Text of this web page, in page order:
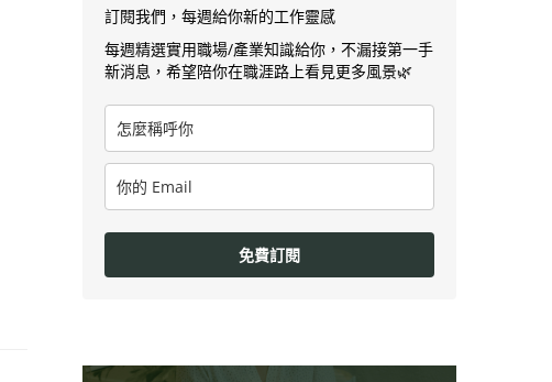
訂閱我們，每週給你新的工作靈感
每週精選實用職場/產業知識給你，不漏接第一手
新消息，希望陪你在職涯路上看見更多風景🌿
免費訂閱